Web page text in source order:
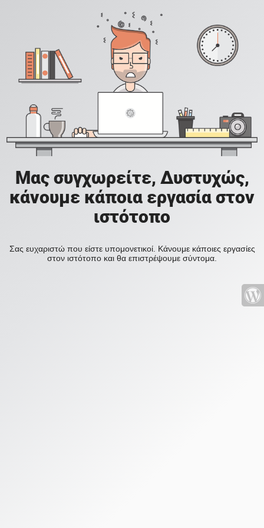
Μας συγχωρείτε, Δυστυχώς,
κάνουμε κάποια εργασία στον
ιστότοπο
Σας ευχαριστώ που είστε υπομονετικοί. Κάνουμε κάποιες εργασίες
στον ιστότοπο και θα επιστρέψουμε σύντομα.